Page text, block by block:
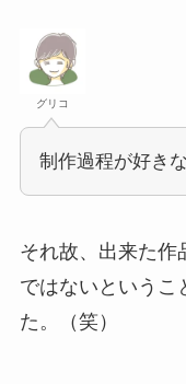
グリコ
制作過程が好き
それ故、出来た作
ではないというこ
た。（笑）